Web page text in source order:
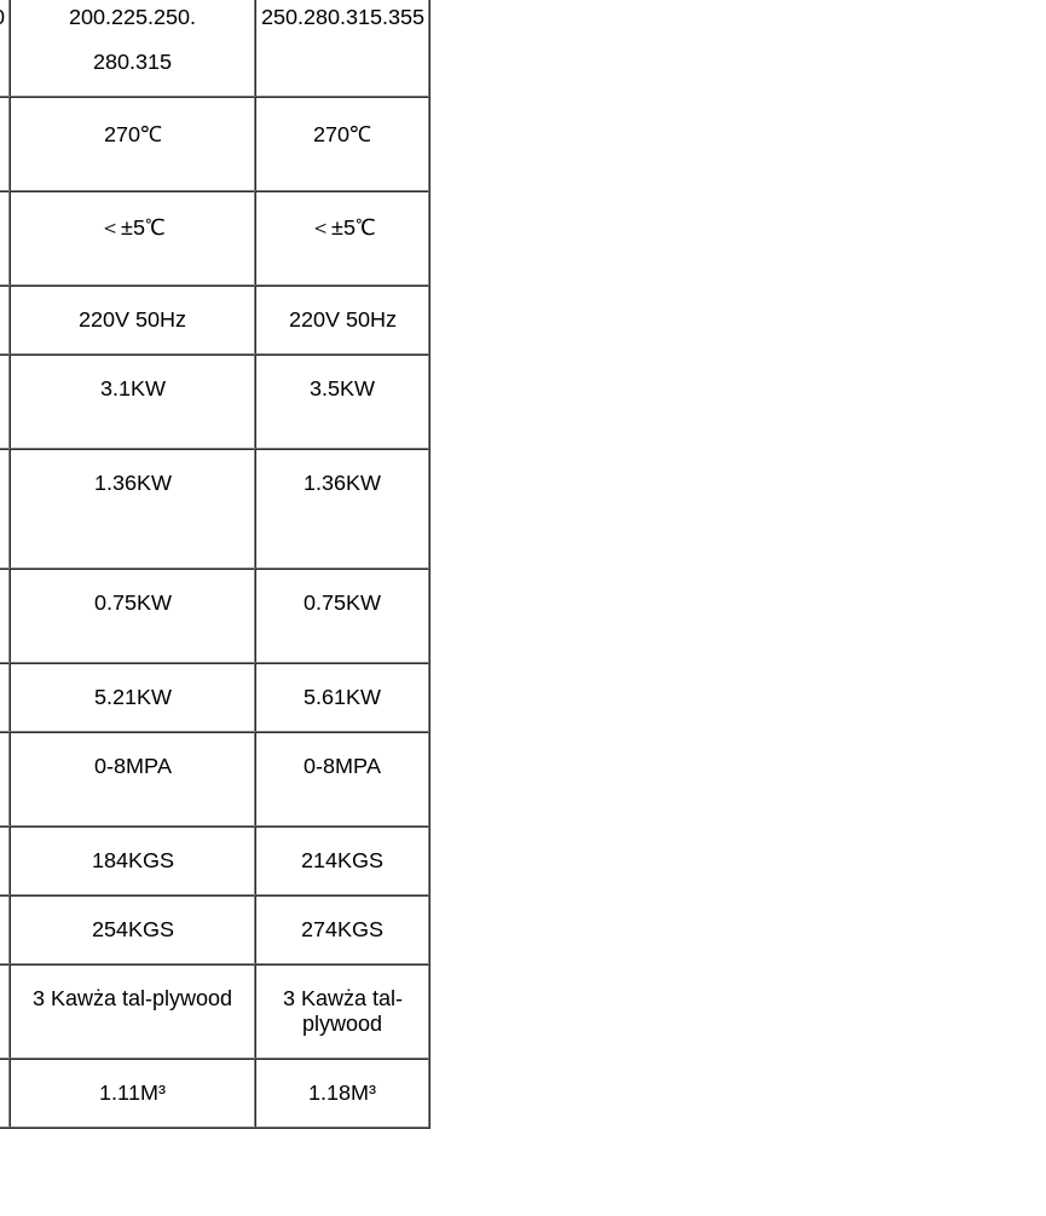
200.225.250.
280.315
250.280.315.355
270℃ 270℃
＜±5℃ ＜±5℃
220V 50Hz 220V 50Hz
3.1KW 3.5KW
1.36KW 1.36KW
0.75KW 0.75KW
5.21KW 5.61KW
0-8MPA 0-8MPA
184KGS 214KGS
254KGS 274KGS
3 Kawża tal-plywood
3 Kawża tal-
plywood
1.11M³ 1.18M³